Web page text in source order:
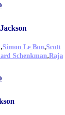
,Simon Le Bon,Scott
Schenkman,Raja